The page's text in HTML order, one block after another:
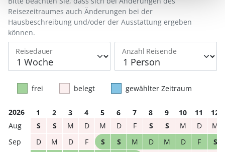
Reisedauer Anzahl Reisende
Reisezeitraumes auch Änderungen bei der
Hausbeschreibung und/oder der Ausstattung ergeben
können.
frei belegt gewählter Zeitraum
2026 1 2 3 4 5 6 7 8 9 10 11
12
S
S M D M D F S S M D
M
D
M D F S S M D M D F
S